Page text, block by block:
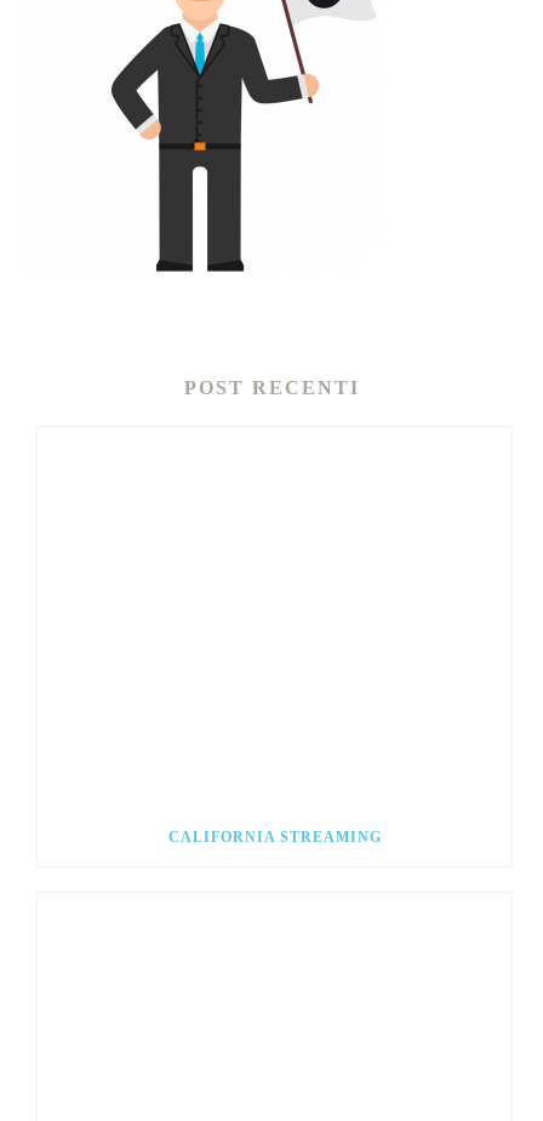
POST RECENTI
CALIFORNIA STREAMING